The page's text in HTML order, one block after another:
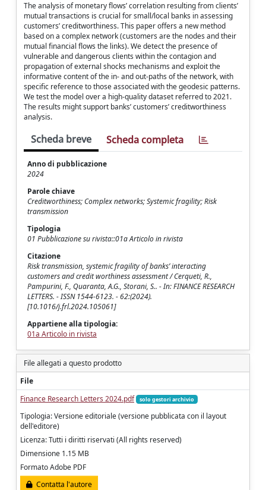
The analysis of monetary flows’ correlation resulting from clients’
mutual transactions is crucial for small/local banks in assessing
customers’ creditworthiness. This paper offers a new method
based on a complex network (customers are the nodes and their
mutual financial flows the links). We detect the presence of
vulnerable and dangerous clients within the contagion and
propagation of external shocks mechanisms and exploit the
informative content of the in- and out-paths of the network, with
specific reference to those associated with the geodesic patterns.
We test the model over a high-quality dataset referred to 2021.
The results might support banks’ customers’ creditworthiness
analysis.
Scheda breve Scheda completa
Anno di pubblicazione
2024
Parole chiave
Creditworthiness; Complex networks; Systemic fragility; Risk
transmission
Tipologia
01 Pubblicazione su rivista::01a Articolo in rivista
Citazione
Risk transmission, systemic fragility of banks’ interacting
customers and credit worthiness assessment / Cerqueti, R.,
Pampurini, F., Quaranta, A.G., Storani, S.. - In: FINANCE RESEARCH
LETTERS. - ISSN 1544-6123. - 62:(2024).
[10.1016/j.frl.2024.105061]
Appartiene alla tipologia:
01a Articolo in rivista
File allegati a questo prodotto
File
Finance Research Letters 2024.pdf
solo gestori archivio
Tipologia: Versione editoriale (versione pubblicata con il layout
dell'editore)
Licenza: Tutti i diritti riservati (All rights reserved)
Dimensione 1.15 MB
Formato Adobe PDF
Contatta l'autore